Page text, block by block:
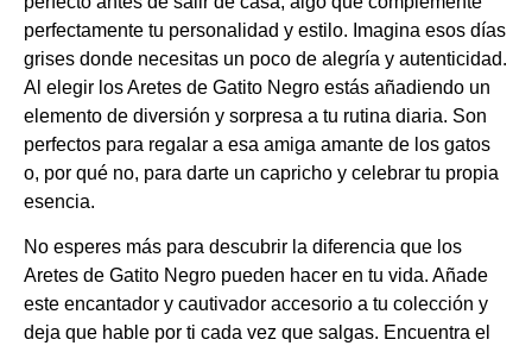
perfectamente tu personalidad y estilo. Imagina esos días
grises donde necesitas un poco de alegría y autenticidad.
Al elegir los Aretes de Gatito Negro estás añadiendo un
elemento de diversión y sorpresa a tu rutina diaria. Son
perfectos para regalar a esa amiga amante de los gatos
o, por qué no, para darte un capricho y celebrar tu propia
esencia.
No esperes más para descubrir la diferencia que los
Aretes de Gatito Negro pueden hacer en tu vida. Añade
este encantador y cautivador accesorio a tu colección y
deja que hable por ti cada vez que salgas. Encuentra el